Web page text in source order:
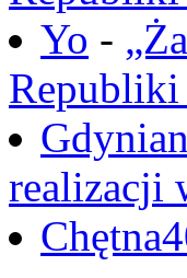
Yo -
realizacji